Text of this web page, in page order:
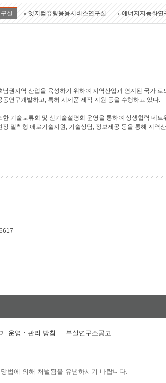
실 엣지컴퓨팅응용서비스연구실 에너지지능화연
남권지역 산업을 육성하기 위하여 지역산업과 연계된 국가
동연구개발하고, 특허 시제품 제작 지원 등을 수행하고 있다.
한 기술교류회 및 신기술설명회 운영을 통하여 상생협력 네
장 밀착형 애로기술지원, 기술상담, 정보제공 등을 통해 지역
운영ㆍ관리 방침 부설연구소공고
법에 의해 처벌됨을 유념하시기 바랍니다.